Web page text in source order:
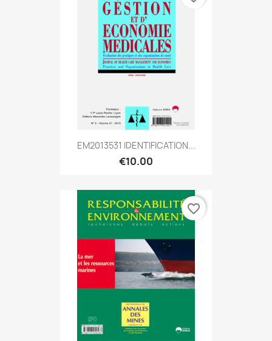
EM2013531 IDENTIFICATION...
€10.00
favorite_border